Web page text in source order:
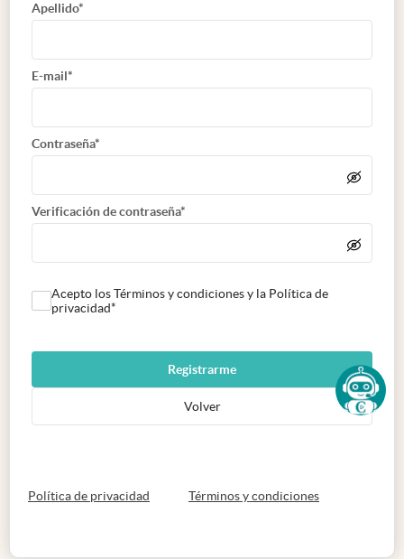
Apellido*
E-mail*
Contraseña*
Verificación de contraseña*
Acepto los Términos y condiciones y la Política de
privacidad*
Registrarme
Volver
Política de privacidad abre en nueva pestaña
Términos y condicionesabre en nueva